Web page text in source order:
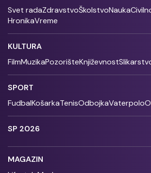
Svet radaZdravstvoŠkolstvoNauka
HronikaVreme
KULTURA
FilmMuzikaPozorišteKnjiževnost
SPORT
FudbalKošarkaTenisOdbojkaVaterpolo
SP 2026
MAGAZIN